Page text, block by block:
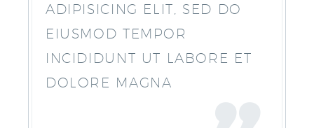
ADIPISICING ELIT, SED DO
EIUSMOD TEMPOR
INCIDIDUNT UT LABORE ET
DOLORE MAGNA